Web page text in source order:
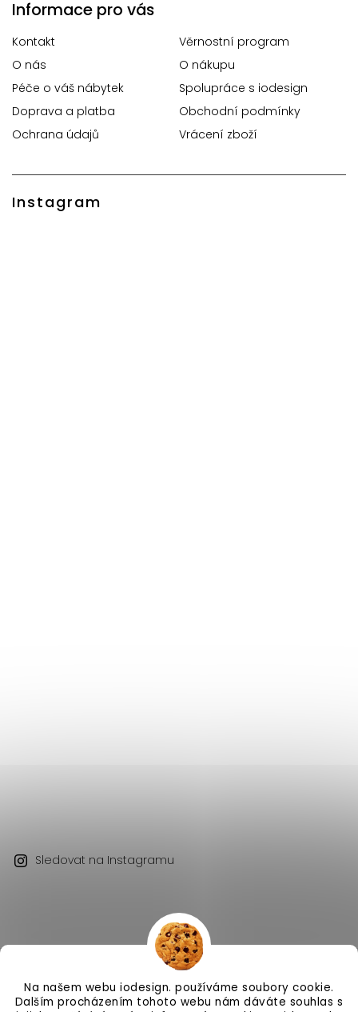
Na našem webu iodesign. používáme soubory cookie.
Dalším procházením tohoto webu nám dáváte souhlas s
Informace pro vás
Kontakt
Věrnostní program
O nás
O nákupu
Péče o váš nábytek
Spolupráce s iodesign
Doprava a platba
Obchodní podmínky
Ochrana údajů
Vrácení zboží
Instagram
Sledovat na Instagramu
Copyright 2026 iodesign. . Všechna práva vyhrazena.
Vytvořil Shoptet| DesignShoptak.cz